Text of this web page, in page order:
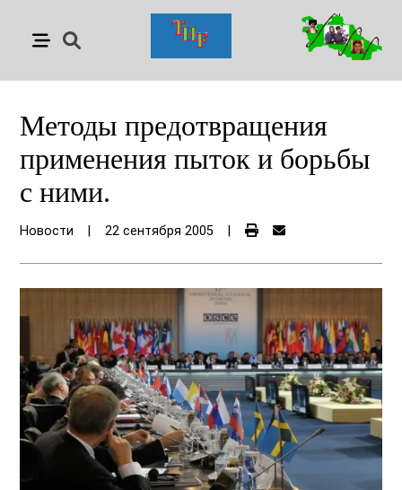
Методы предотвращения
применения пыток и борьбы
с ними.
Новости 22 сентября 2005